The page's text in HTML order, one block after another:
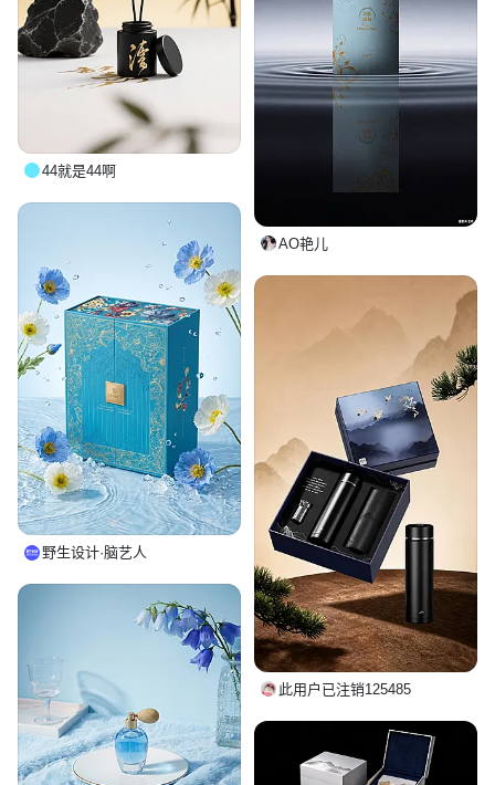
AO艳儿
44就是44啊
野生设计·脑艺人
此用户已注销125485